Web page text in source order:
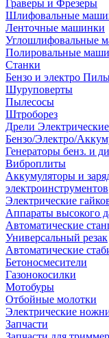
Граверы и Фрезеры
Шлифовальные
Ленточные машинки
Полировальные
Станки
Бензо и электро
Шуруповерты
Пылесосы
Штроборез
Дрели Электрические
Бензо/Электро/
Генераторы бенз. и
Виброплиты
Аккумуляторы и
электроинструментов
Электрические
Аппараты высокого
Автоматические
Универсальный резак
Автоматические
Бетоносмесители
Газонокосилки
Мотобуры
Отбойные молотки
Электрические
Запчасти